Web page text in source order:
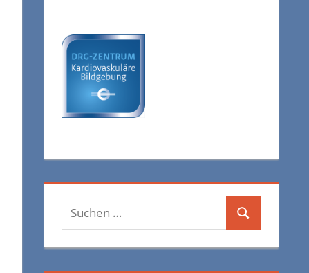
Suchen
nach:
Suchen